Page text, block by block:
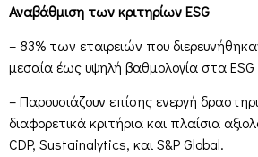
Αναβάθμιση των κριτηρίων ESG
– 83% των εταιρειών που
μεσαία έως υψηλή βαθμoλογία στα ESG
– Παρουσιάζουν επίσης ενεργή
διαφορετικά κριτήρια και πλαίσια
CDP, Sustainalytics, και S&P Global.